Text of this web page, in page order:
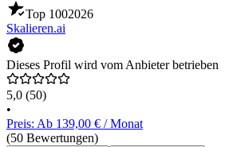
Top 1002026
Skalieren.ai
Dieses Profil wird vom Anbieter betrieben
5,0 (50)
•
Preis: Ab 139,00 € / Monat
(50 Bewertungen)